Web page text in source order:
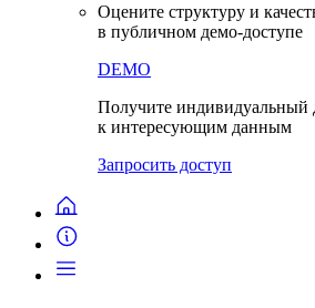
Оцените структуру и
в публичном демо-доступе
DEMO
Получите индивидуальный
к интересующим данным
Запросить доступ